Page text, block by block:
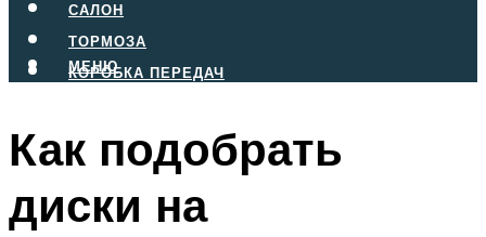
САЛОН
ТОРМОЗА
КОРОБКА ПЕРЕДАЧ
МЕНЮ
МЕНЮ
Как подобрать
диски на